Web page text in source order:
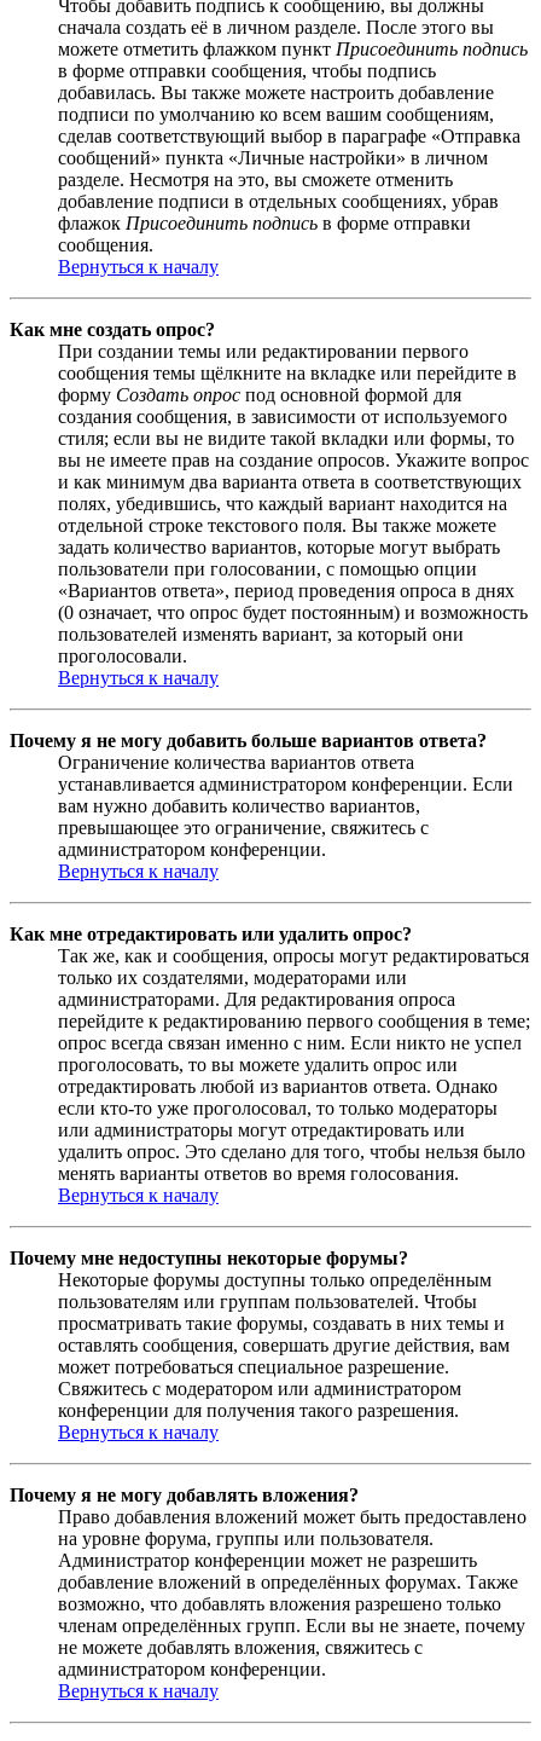
Чтобы добавить подпись к сообщению, вы должны
сначала создать её в личном разделе. После этого вы
можете отметить флажком пункт Присоединить подпись
в форме отправки сообщения, чтобы подпись
добавилась. Вы также можете настроить добавление
подписи по умолчанию ко всем вашим сообщениям,
сделав соответствующий выбор в параграфе «Отправка
сообщений» пункта «Личные настройки» в личном
разделе. Несмотря на это, вы сможете отменить
добавление подписи в отдельных сообщениях, убрав
флажок Присоединить подпись в форме отправки
сообщения.
Вернуться к началу
Как мне создать опрос?
При создании темы или редактировании первого
сообщения темы щёлкните на вкладке или перейдите в
форму Создать опрос под основной формой для
создания сообщения, в зависимости от используемого
стиля; если вы не видите такой вкладки или формы, то
вы не имеете прав на создание опросов. Укажите вопрос
и как минимум два варианта ответа в соответствующих
полях, убедившись, что каждый вариант находится на
отдельной строке текстового поля. Вы также можете
задать количество вариантов, которые могут выбрать
пользователи при голосовании, с помощью опции
«Вариантов ответа», период проведения опроса в днях
(0 означает, что опрос будет постоянным) и возможность
пользователей изменять вариант, за который они
проголосовали.
Вернуться к началу
Почему я не могу добавить больше вариантов ответа?
Ограничение количества вариантов ответа
устанавливается администратором конференции. Если
вам нужно добавить количество вариантов,
превышающее это ограничение, свяжитесь с
администратором конференции.
Вернуться к началу
Как мне отредактировать или удалить опрос?
Так же, как и сообщения, опросы могут редактироваться
только их создателями, модераторами или
администраторами. Для редактирования опроса
перейдите к редактированию первого сообщения в теме;
опрос всегда связан именно с ним. Если никто не успел
проголосовать, то вы можете удалить опрос или
отредактировать любой из вариантов ответа. Однако
если кто-то уже проголосовал, то только модераторы
или администраторы могут отредактировать или
удалить опрос. Это сделано для того, чтобы нельзя было
менять варианты ответов во время голосования.
Вернуться к началу
Почему мне недоступны некоторые форумы?
Некоторые форумы доступны только определённым
пользователям или группам пользователей. Чтобы
просматривать такие форумы, создавать в них темы и
оставлять сообщения, совершать другие действия, вам
может потребоваться специальное разрешение.
Свяжитесь с модератором или администратором
конференции для получения такого разрешения.
Вернуться к началу
Почему я не могу добавлять вложения?
Право добавления вложений может быть предоставлено
на уровне форума, группы или пользователя.
Администратор конференции может не разрешить
добавление вложений в определённых форумах. Также
возможно, что добавлять вложения разрешено только
членам определённых групп. Если вы не знаете, почему
не можете добавлять вложения, свяжитесь с
администратором конференции.
Вернуться к началу